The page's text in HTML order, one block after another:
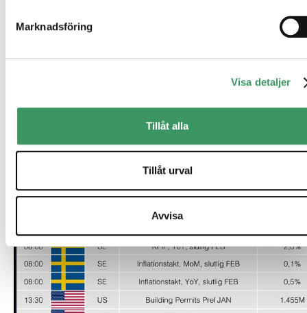
Marknadsföring
Visa detaljer
Tillåt alla
Tillåt urval
Avvisa